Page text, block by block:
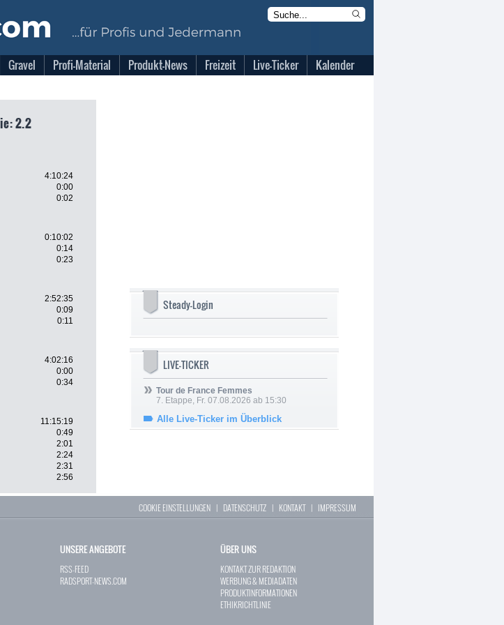
Gravel Profi-Material Produkt-News Freizeit Live-Ticker Kalender
2.2
4:10:24
0:00
0:02
0:10:02
0:14
0:23
2:52:35
0:09
0:11
4:02:16
0:00
0:34
11:15:19
0:49
2:01
2:24
2:31
2:56
Steady-Login
LIVE-TICKER
Tour de France Femmes
7. Etappe, Fr. 07.08.2026 ab 15:30
Alle Live-Ticker im Überblick
COOKIE EINSTELLUNGEN | DATENSCHUTZ | KONTAKT| IMPRESSUM
UNSERE ANGEBOTE
RSS-FEED
RADSPORT-NEWS.COM
ÜBER UNS
KONTAKT ZUR REDAKTION
WERBUNG & MEDIADATEN
PRODUKTINFORMATIONEN
ETHIKRICHTLINIE